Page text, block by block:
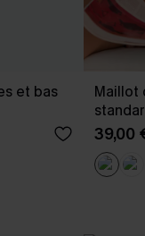
et bas
Maillot
39,00